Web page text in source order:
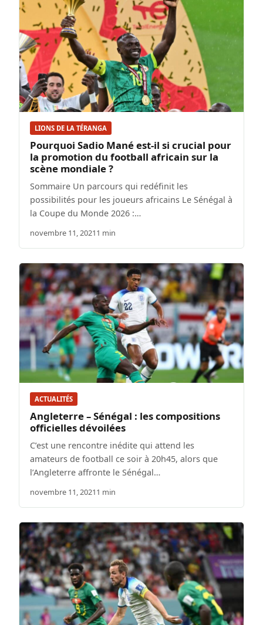
LIONS DE LA TÉRANGA
Pourquoi Sadio Mané est-il si crucial pour
la promotion du football africain sur la
scène mondiale ?
Sommaire Un parcours qui redéfinit les
possibilités pour les joueurs africains Le Sénégal à
la Coupe du Monde 2026 :…
novembre 11, 20211 min
ACTUALITÉS
Angleterre – Sénégal : les compositions
officielles dévoilées
C’est une rencontre inédite qui attend les
amateurs de football ce soir à 20h45, alors que
l’Angleterre affronte le Sénégal…
novembre 11, 20211 min